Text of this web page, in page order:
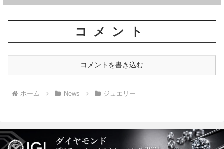
コメント
コメントを書き込む
ホーム News ジュエリー